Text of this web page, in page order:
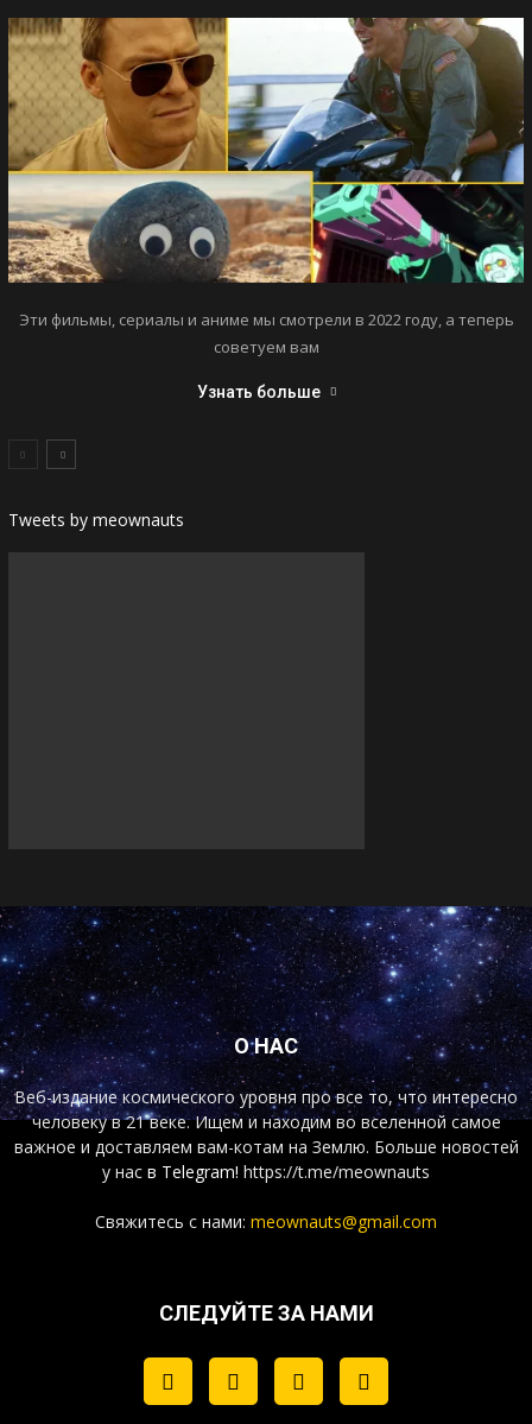
Эти фильмы, сериалы и аниме мы смотрели в 2022 году, а теперь
советуем вам
Узнать больше
Tweets by meownauts
О НАС
Веб-издание космического уровня про все то, что интересно
человеку в 21 веке. Ищем и находим во вселенной самое
важное и доставляем вам-котам на Землю. Больше новостей
у нас в Telegram! https://t.me/meownauts
Свяжитесь с нами: meownauts@gmail.com
СЛЕДУЙТЕ ЗА НАМИ